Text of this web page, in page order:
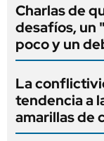
Charlas de
desafíos, un
poco y un
La
tendencia a
amarillas de